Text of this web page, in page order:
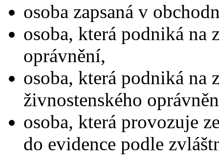
osoba zapsaná v
osoba, která podniká na
oprávnění,
osoba, která podniká na
živnostenského
osoba, která provozuje
do evidence podle